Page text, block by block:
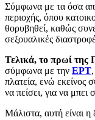
Σύμφωνα με τα όσα
περιοχής, όπου
θορυβηθεί, καθώς
σεξουαλικές
Τελικά, το πρωί της
σύμφωνα με την ΕΡΤ
πλατεία, ενώ εκείνος
να πείσει, για να μπει
Μάλιστα, αυτή είναι